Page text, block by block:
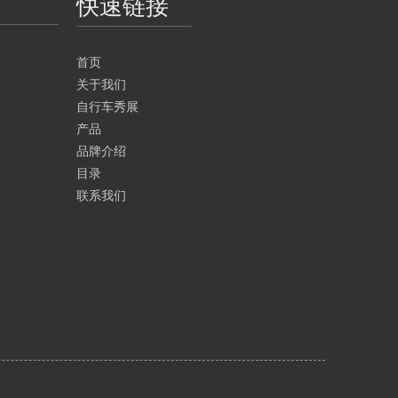
快速链接
首页
关于我们
自行车秀展
产品
品牌介绍
目录
联系我们